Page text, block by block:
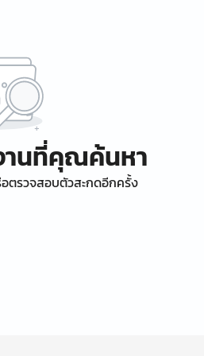
านที่คุณค้นหา
ตรวจสอบตัวสะกดอีกครั้ง